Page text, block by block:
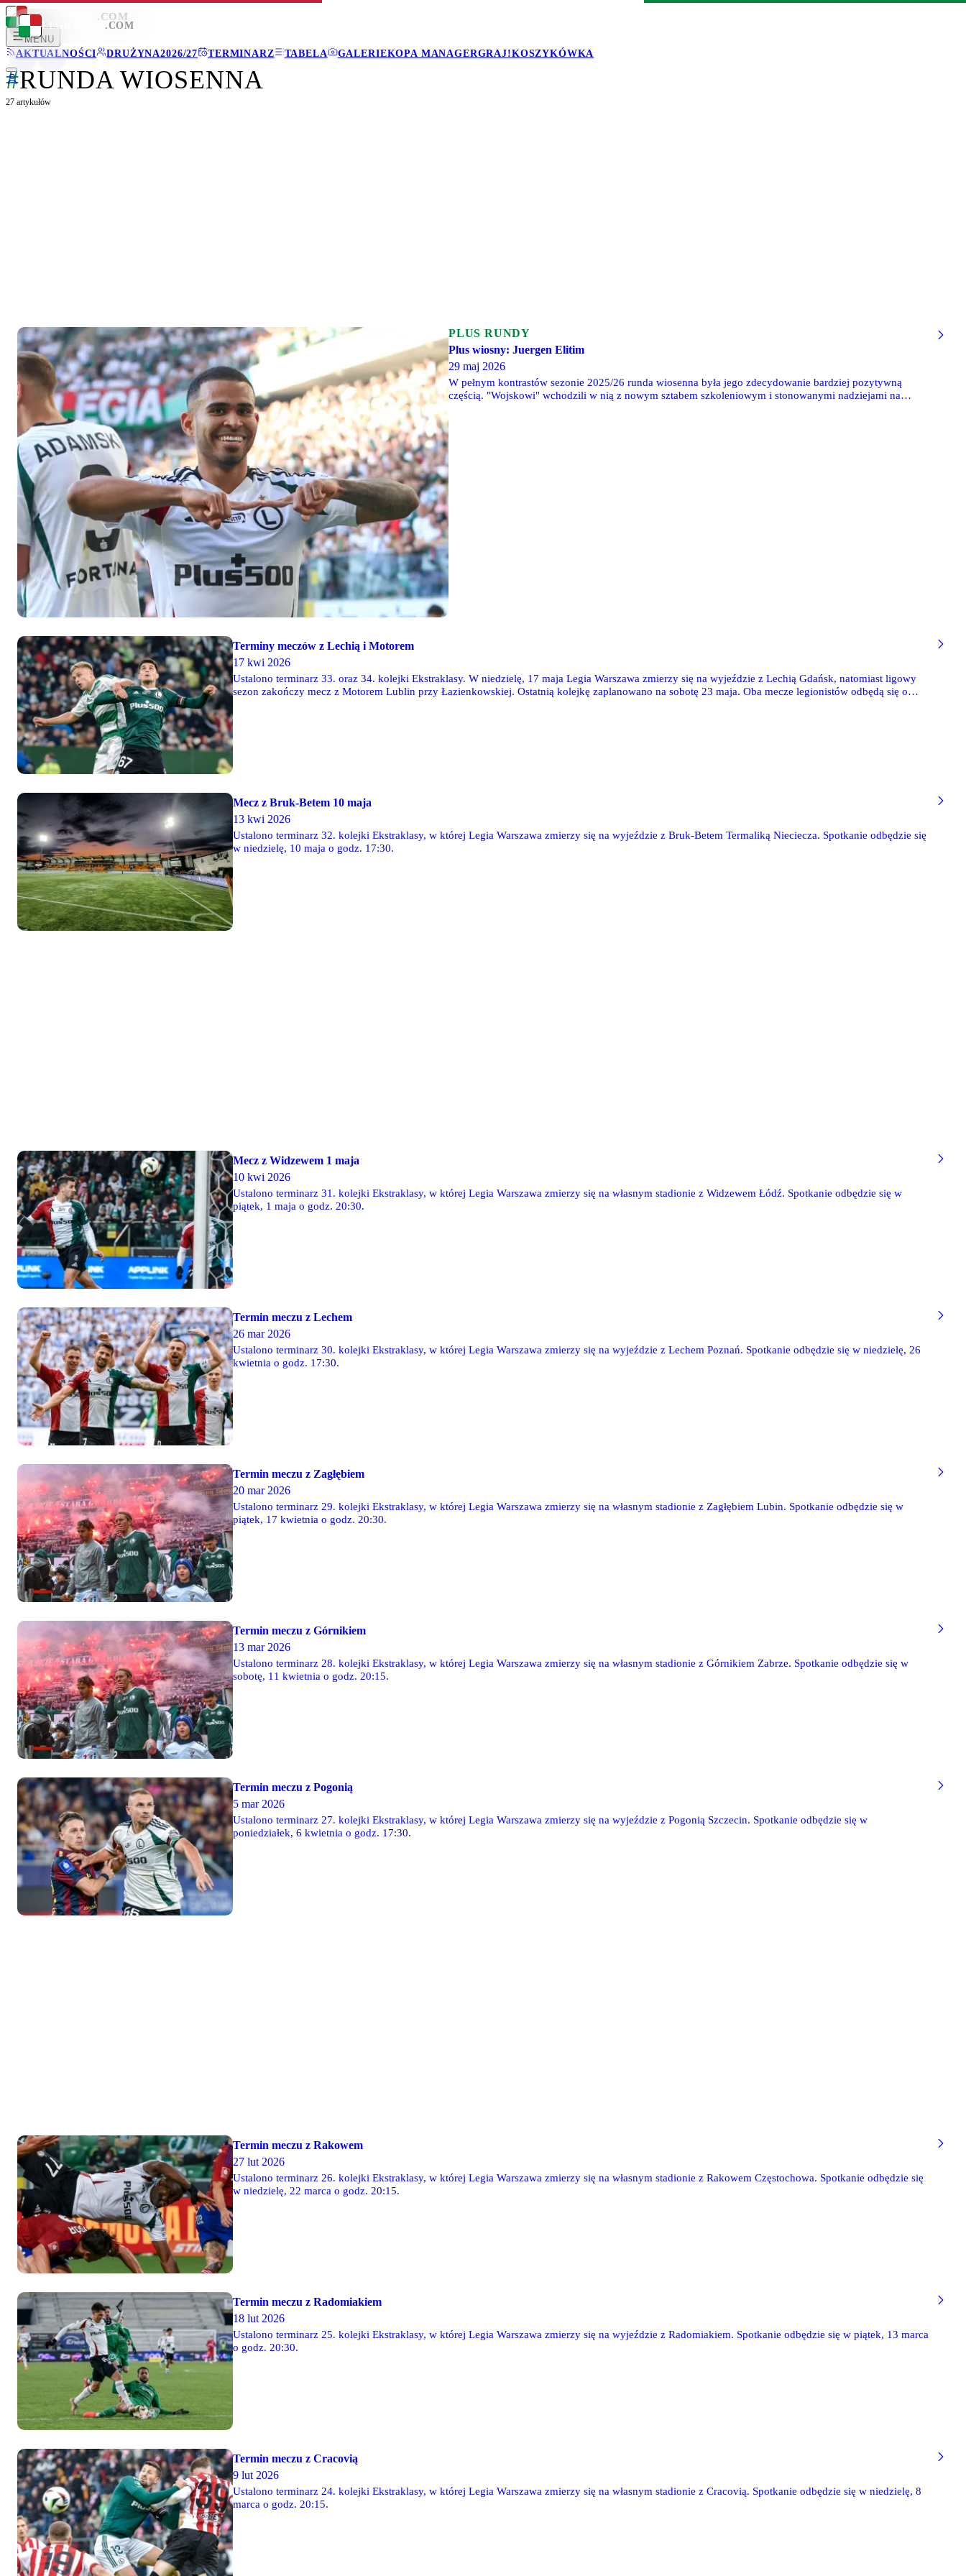
LEGIONISCI .COM
MENU
AKTUALNOŚCI
DRUŻYNA2026/27 TERMINARZ TABELA GALERIEKOPA MANAGERGRAJ!KOSZYKÓWKA
LEGIONISCI .COM
#RUNDA WIOSENNA
27 artykułów
PLUS RUNDY
Plus wiosny: Juergen Elitim
29 maj 2026
W pełnym kontrastów sezonie 2025/26 runda wiosenna była jego zdecydowanie bardziej pozytywną
częścią. "Wojskowi" wchodzili w nią z nowym sztabem szkoleniowym i stonowanymi nadziejami na
Terminy meczów z Lechią i Motorem
17 kwi 2026
Ustalono terminarz 33. oraz 34. kolejki Ekstraklasy. W niedzielę, 17 maja Legia Warszawa zmierzy się na wyjeździe z Lechią Gdańsk, natomiast ligowy
sezon zakończy mecz z Motorem Lublin przy Łazienkowskiej. Ostatnią kolejkę zaplanowano na sobotę 23 maja. Oba mecze legionistów odbędą się o
Mecz z Bruk-Betem 10 maja
13 kwi 2026
Ustalono terminarz 32. kolejki Ekstraklasy, w której Legia Warszawa zmierzy się na wyjeździe z Bruk-Betem Termaliką Nieciecza. Spotkanie odbędzie się
w niedzielę, 10 maja o godz. 17:30.
Mecz z Widzewem 1 maja
10 kwi 2026
Ustalono terminarz 31. kolejki Ekstraklasy, w której Legia Warszawa zmierzy się na własnym stadionie z Widzewem Łódź. Spotkanie odbędzie się w
piątek, 1 maja o godz. 20:30.
Termin meczu z Lechem
26 mar 2026
Ustalono terminarz 30. kolejki Ekstraklasy, w której Legia Warszawa zmierzy się na wyjeździe z Lechem Poznań. Spotkanie odbędzie się w niedzielę, 26
kwietnia o godz. 17:30.
Termin meczu z Zagłębiem
20 mar 2026
Ustalono terminarz 29. kolejki Ekstraklasy, w której Legia Warszawa zmierzy się na własnym stadionie z Zagłębiem Lubin. Spotkanie odbędzie się w
piątek, 17 kwietnia o godz. 20:30.
Termin meczu z Górnikiem
13 mar 2026
Ustalono terminarz 28. kolejki Ekstraklasy, w której Legia Warszawa zmierzy się na własnym stadionie z Górnikiem Zabrze. Spotkanie odbędzie się w
sobotę, 11 kwietnia o godz. 20:15.
Termin meczu z Pogonią
5 mar 2026
Ustalono terminarz 27. kolejki Ekstraklasy, w której Legia Warszawa zmierzy się na wyjeździe z Pogonią Szczecin. Spotkanie odbędzie się w
poniedziałek, 6 kwietnia o godz. 17:30.
Termin meczu z Rakowem
27 lut 2026
Ustalono terminarz 26. kolejki Ekstraklasy, w której Legia Warszawa zmierzy się na własnym stadionie z Rakowem Częstochowa. Spotkanie odbędzie się
w niedzielę, 22 marca o godz. 20:15.
Termin meczu z Radomiakiem
18 lut 2026
Ustalono terminarz 25. kolejki Ekstraklasy, w której Legia Warszawa zmierzy się na wyjeździe z Radomiakiem. Spotkanie odbędzie się w piątek, 13 marca
o godz. 20:30.
Termin meczu z Cracovią
9 lut 2026
Ustalono terminarz 24. kolejki Ekstraklasy, w której Legia Warszawa zmierzy się na własnym stadionie z Cracovią. Spotkanie odbędzie się w niedzielę, 8
marca o godz. 20:15.